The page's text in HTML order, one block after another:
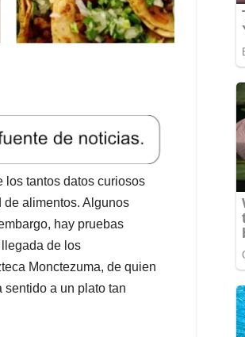
los tantos datos curiosos
alimentos. Algunos
hay pruebas
de los
Monctezuma, de quien
sentido a un plato tan